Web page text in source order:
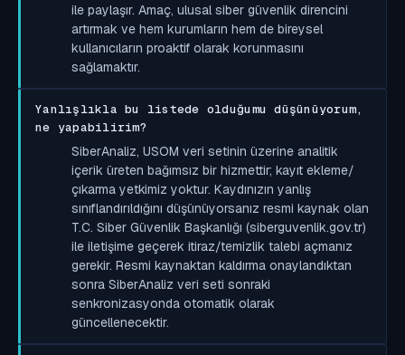
ile paylaşır. Amaç, ulusal siber güvenlik direncini
artırmak ve hem kurumların hem de bireysel
kullanıcıların proaktif olarak korunmasını
sağlamaktır.
Yanlışlıkla bu listede olduğumu düşünüyorum,
ne yapabilirim?
SiberAnaliz, USOM veri setinin üzerine analitik
içerik üreten bağımsız bir hizmettir; kayıt ekleme/
çıkarma yetkimiz yoktur. Kaydınızın yanlış
sınıflandırıldığını düşünüyorsanız resmi kaynak olan
T.C. Siber Güvenlik Başkanlığı (siberguvenlik.gov.tr)
ile iletişime geçerek itiraz/temizlik talebi açmanız
gerekir. Resmi kaynaktan kaldırma onaylandıktan
sonra SiberAnaliz veri seti sonraki
senkronizasyonda otomatik olarak
güncellenecektir.